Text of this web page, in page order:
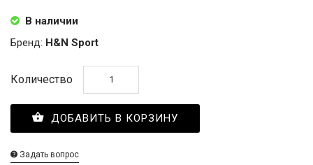
В наличии
Бренд: H&N Sport
Количество
ДОБАВИТЬ В КОРЗИНУ
Задать вопрос